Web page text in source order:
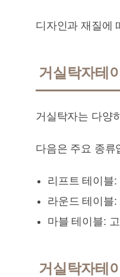
디자인과 재질에
거실탁자테
거실탁자는 다양
다음은 주요 종류
리프트 테이블
라운드 테이블
마블 테이블:
거실탁자테